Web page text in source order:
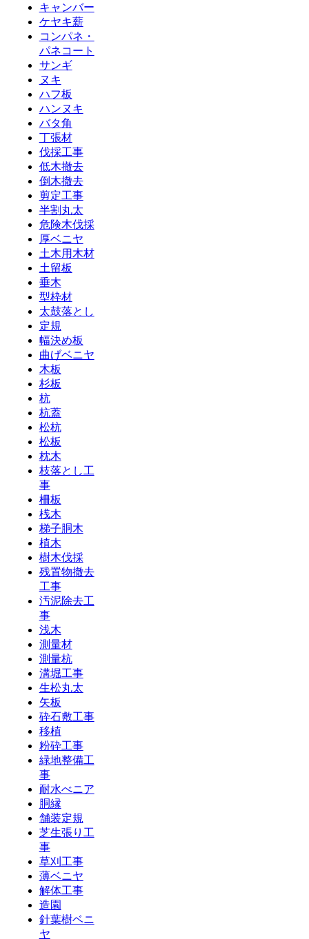
キャンバー
ケヤキ薪
コンパネ・
パネコート
サンギ
ヌキ
ハフ板
ハンヌキ
バタ角
丁張材
伐採工事
低木撤去
倒木撤去
剪定工事
半割丸太
危険木伐採
厚ベニヤ
土木用木材
土留板
垂木
型枠材
太鼓落とし
定規
幅決め板
曲げベニヤ
木板
杉板
杭
杭蓋
松杭
松板
枕木
枝落とし工
事
柵板
桟木
梯子胴木
植木
樹木伐採
残置物撤去
工事
汚泥除去工
事
浅木
測量材
測量杭
溝堀工事
生松丸太
矢板
砕石敷工事
移植
粉砕工事
緑地整備工
事
耐水べニア
胴縁
舗装定規
芝生張り工
事
草刈工事
薄ベニヤ
解体工事
造園
針葉樹ベニ
ヤ